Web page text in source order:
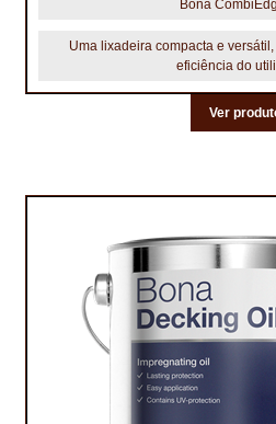
Bona
Uma lixadeira compacta e
eficiência do
Ver